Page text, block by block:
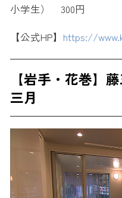
小学生） 300円
【公式HP】 https://
【岩手・花巻】
三月